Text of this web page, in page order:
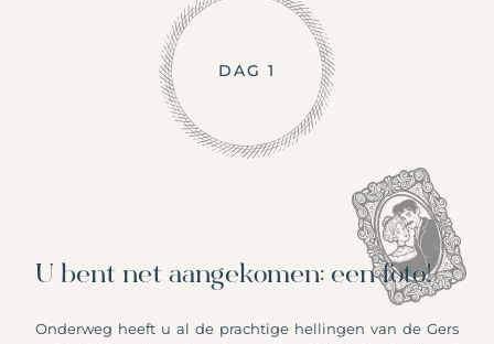
DAG 1
U bent net aangekomen: een foto!
Onderweg heeft u al de prachtige hellingen van de Gers